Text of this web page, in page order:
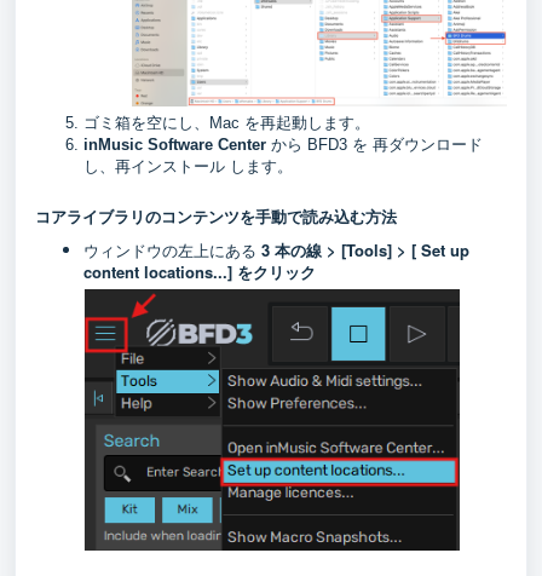
ゴミ箱を空にし、Mac を再起動します。
inMusic Software Center から BFD3 を 再ダウンロード
し、再インストール します。
コアライブラリのコンテンツを手動で読み込む方法
ウィンドウの左上にある 3 本の線 > [Tools] > [ Set up
content locations...] をクリック